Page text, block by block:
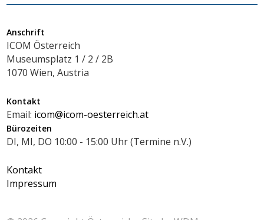
Anschrift
ICOM Österreich
Museumsplatz 1 / 2 / 2B
1070 Wien, Austria
Kontakt
Email: icom@icom-oesterreich.at
Bürozeiten
DI, MI, DO 10:00 - 15:00 Uhr (Termine n.V.)
Kontakt
Impressum